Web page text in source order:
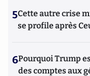
5Cette autre crise
se profile après
6Pourquoi Trump
des comptes aux